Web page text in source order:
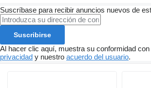
Suscríbase para recibir anuncios nuevos de
Suscribirse
Al hacer clic aquí, muestra su conformidad
privacidad y nuestro acuerdo del usuario.